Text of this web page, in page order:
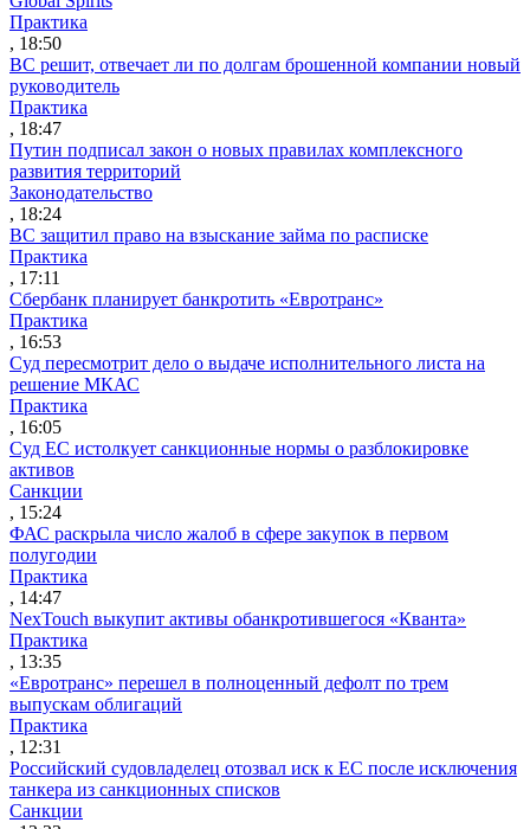
Практика
, 18:50
ВС решит, отвечает ли по долгам брошенной компании новый
руководитель
Практика
, 18:47
Путин подписал закон о новых правилах комплексного
развития территорий
Законодательство
, 18:24
ВС защитил право на взыскание займа по расписке
Практика
, 17:11
Сбербанк планирует банкротить «Евротранс»
Практика
, 16:53
Суд пересмотрит дело о выдаче исполнительного листа на
решение МКАС
Практика
, 16:05
Суд ЕС истолкует санкционные нормы о разблокировке
активов
Санкции
, 15:24
ФАС раскрыла число жалоб в сфере закупок в первом
полугодии
Практика
, 14:47
NexTouch выкупит активы обанкротившегося «Кванта»
Практика
, 13:35
«Евротранс» перешел в полноценный дефолт по трем
выпускам облигаций
Практика
, 12:31
Российский судовладелец отозвал иск к ЕС после исключения
танкера из санкционных списков
Санкции